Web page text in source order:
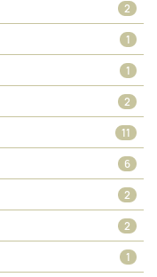
2
1
1
2
11
6
2
2
1